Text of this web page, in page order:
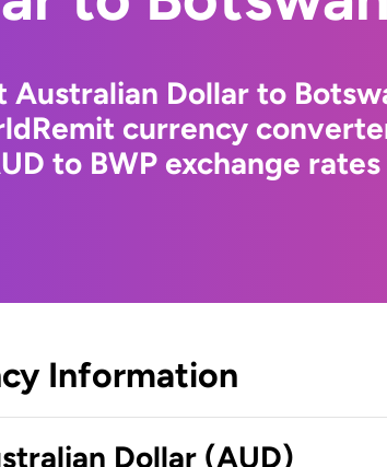
Australian Dollar to
currency
to BWP exchange
Information
Dollar (AUD)